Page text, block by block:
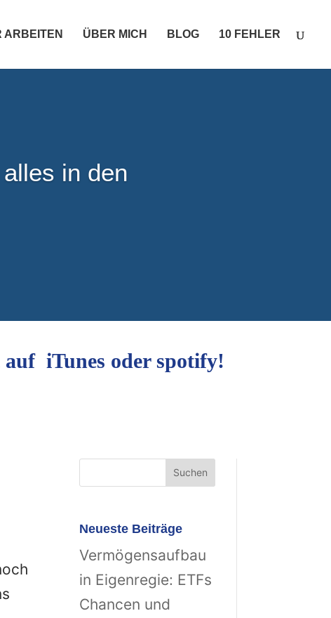
ARBEITEN ÜBER MICH BLOG 10 FEHLER
in den
auf iTunes oder spotify!
Neueste Beiträge
Vermögensaufbau
in Eigenregie: ETFs
Chancen und